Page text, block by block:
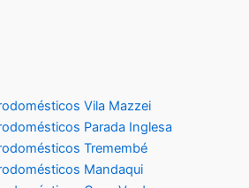
Vila Mazzei
Parada Inglesa
Tremembé
Mandaqui